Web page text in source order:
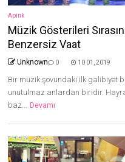
Apink
Müzik Gösterileri
Benzersiz Vaat
Unknown 0 10 01, 2019
Bir müzik şovundaki ilk galibiyet
unutulmaz anlardan biridir.
baz... Devamı